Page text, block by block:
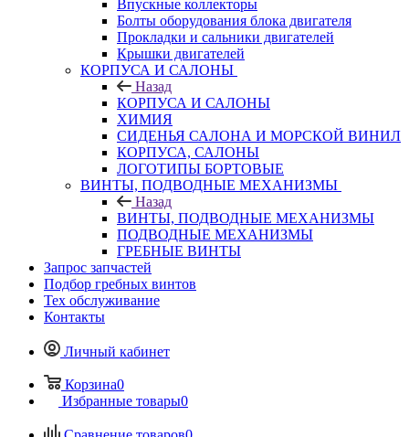
Впускные коллекторы
Болты оборудования блока двигателя
Прокладки и сальники двигателей
Крышки двигателей
КОРПУСА И САЛОНЫ
Назад
КОРПУСА И САЛОНЫ
ХИМИЯ
СИДЕНЬЯ САЛОНА И МОРСКОЙ ВИНИЛ
КОРПУСА, САЛОНЫ
ЛОГОТИПЫ БОРТОВЫЕ
ВИНТЫ, ПОДВОДНЫЕ МЕХАНИЗМЫ
Назад
ВИНТЫ, ПОДВОДНЫЕ МЕХАНИЗМЫ
ПОДВОДНЫЕ МЕХАНИЗМЫ
ГРЕБНЫЕ ВИНТЫ
Запрос запчастей
Подбор гребных винтов
Тех обслуживание
Контакты
Личный кабинет
Корзина0
Избранные товары0